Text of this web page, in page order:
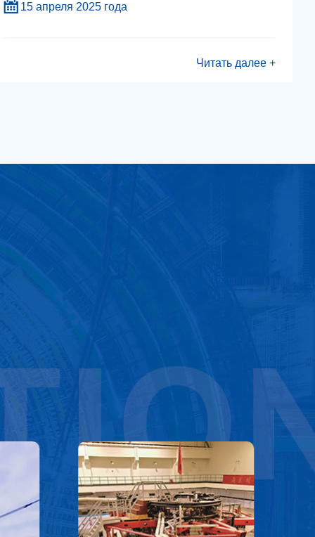
15 апреля 2025 года
Читать далее +